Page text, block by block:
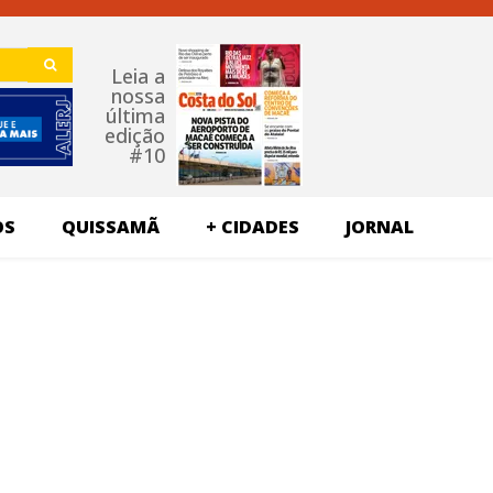
Leia a
nossa
última
edição
#10
QUISSAMÃ + CIDADES JORNAL